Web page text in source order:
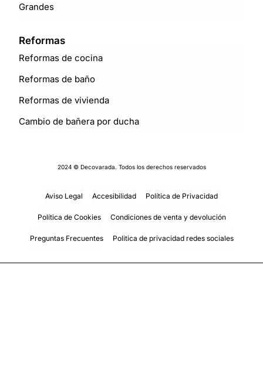
Grandes
Reformas
Reformas de cocina
Reformas de baño
Reformas de vivienda
Cambio de bañera por ducha
Aviso Legal Accesibilidad Política de Privacidad
Política de Cookies Condiciones de venta y devolución
Preguntas Frecuentes Politica de privacidad redes sociales
2024 © Decovarada. Todos los derechos reservados